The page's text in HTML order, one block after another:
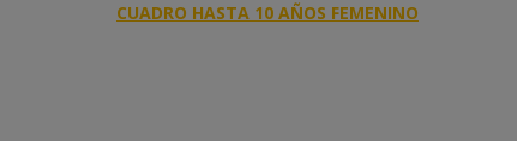
CUADRO HASTA 10 AÑOS FEMENINO